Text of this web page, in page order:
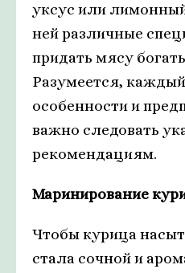
уксус или
ней различные
придать мясу
Разумеется,
особенности и
важно следовать
рекомендациям.
Маринирование
Чтобы курица
стала сочной и